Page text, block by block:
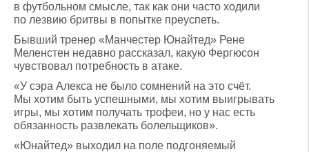
в футбольном смысле, так как они часто ходили
по лезвию бритвы в попытке преуспеть.
Бывший тренер «Манчестер Юнайтед» Рене
Меленстен недавно рассказал, какую Фергюсон
чувствовал потребность в атаке.
«У сэра Алекса не было сомнений на это счёт.
Мы хотим быть успешными, мы хотим выигрывать
игры, мы хотим получать трофеи, но у нас есть
обязанность развлекать болельщиков».
«Юнайтед» выходил на поле подгоняемый